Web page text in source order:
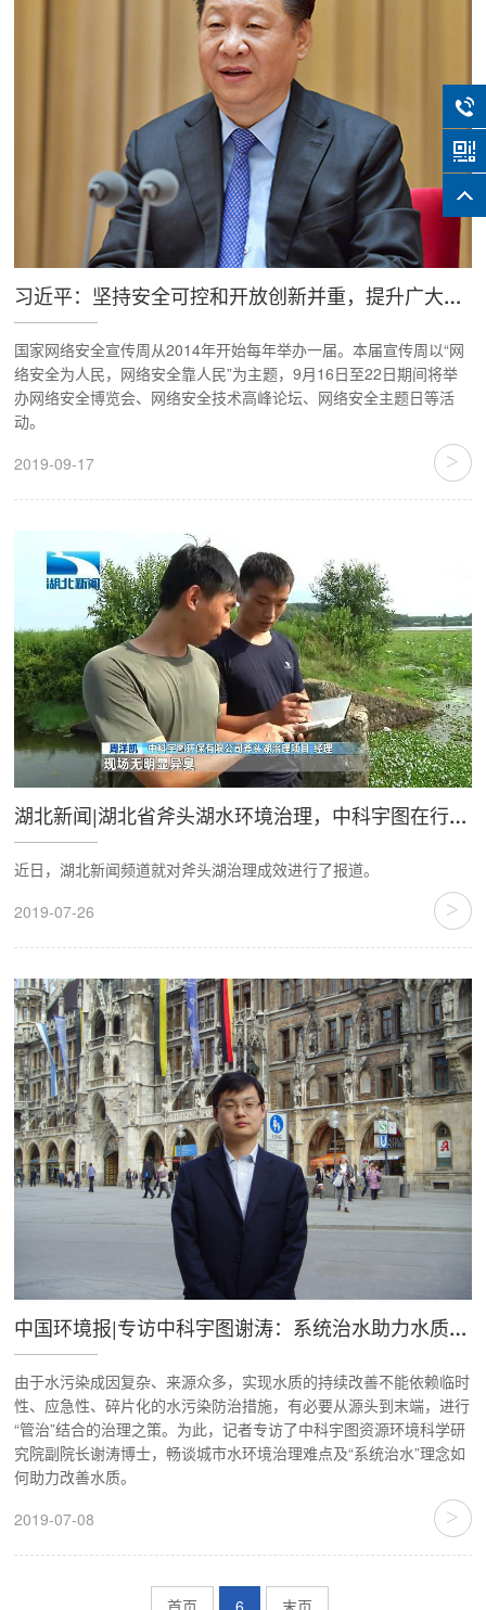
习近平：坚持安全可控和开放创新并重，提升广大人民群众在网络空间的获得感幸福感安全感
国家网络安全宣传周从2014年开始每年举办一届。本届宣传周以“网
络安全为人民，网络安全靠人民”为主题，9月16日至22日期间将举
办网络安全博览会、网络安全技术高峰论坛、网络安全主题日等活
动。
2019-09-17
>
湖北新闻|湖北省斧头湖水环境治理，中科宇图在行动！
近日，湖北新闻频道就对斧头湖治理成效进行了报道。
2019-07-26
>
中国环境报|专访中科宇图谢涛：系统治水助力水质长效持续改善
由于水污染成因复杂、来源众多，实现水质的持续改善不能依赖临时
性、应急性、碎片化的水污染防治措施，有必要从源头到末端，进行
“管治”结合的治理之策。为此，记者专访了中科宇图资源环境科学研
究院副院长谢涛博士，畅谈城市水环境治理难点及“系统治水”理念如
何助力改善水质。
2019-07-08
>